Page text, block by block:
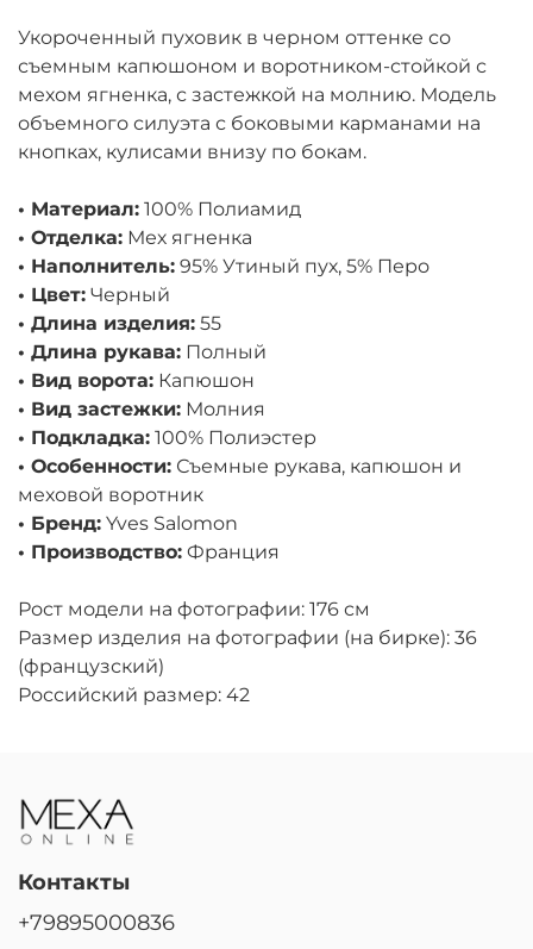
Укороченный пуховик в черном оттенке со
съемным капюшоном и воротником-стойкой с
мехом ягненка, с застежкой на молнию. Модель
объемного силуэта с боковыми карманами на
кнопках, кулисами внизу по бокам.
• Материал: 100% Полиамид
• Отделка: Мех ягненка
• Наполнитель: 95% Утиный пух, 5% Перо
• Цвет: Черный
• Длина изделия: 55
• Длина рукава: Полный
• Вид ворота: Капюшон
• Вид застежки: Молния
• Подкладка: 100% Полиэстер
• Особенности: Съемные рукава, капюшон и
меховой воротник
• Бренд: Yves Salomon
• Производство: Франция
Рост модели на фотографии: 176 см
Размер изделия на фотографии (на бирке): 36
(французский)
Российский размер: 42
Контакты
+79895000836